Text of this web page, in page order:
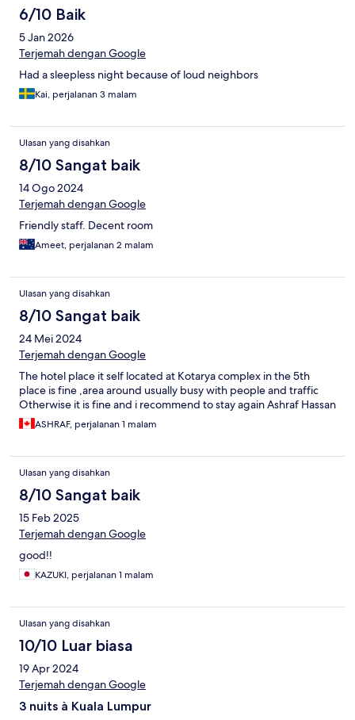
6/10 Baik
5 Jan 2026
Terjemah dengan Google
Had a sleepless night because of loud neighbors
Kai, perjalanan 3 malam
Ulasan yang disahkan
8/10 Sangat baik
14 Ogo 2024
Terjemah dengan Google
Friendly staff. Decent room
Ameet, perjalanan 2 malam
Ulasan yang disahkan
8/10 Sangat baik
24 Mei 2024
Terjemah dengan Google
The hotel place it self located at Kotarya complex in the 5th
place is fine ,area around usually busy with people and traffic
Otherwise it is fine and i recommend to stay again Ashraf Hassan
ASHRAF, perjalanan 1 malam
Ulasan yang disahkan
8/10 Sangat baik
15 Feb 2025
Terjemah dengan Google
good!!
KAZUKI, perjalanan 1 malam
Ulasan yang disahkan
10/10 Luar biasa
19 Apr 2024
Terjemah dengan Google
3 nuits à Kuala Lumpur